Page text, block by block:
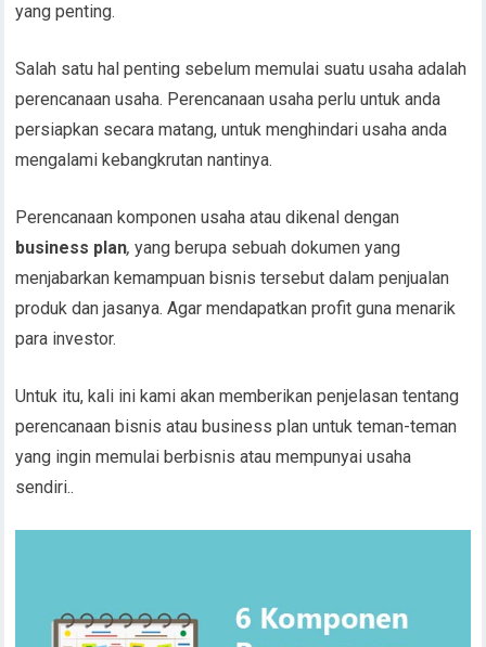
yang penting.
Salah satu hal penting sebelum memulai suatu usaha adalah
perencanaan usaha. Perencanaan usaha perlu untuk anda
persiapkan secara matang, untuk menghindari usaha anda
mengalami kebangkrutan nantinya.
Perencanaan komponen usaha atau dikenal dengan
business plan,yang berupa sebuah dokumen yang
menjabarkan kemampuan bisnis tersebut dalam penjualan
produk dan jasanya. Agar mendapatkan profit guna menarik
para investor.
Untuk itu, kali ini kami akan memberikan penjelasan tentang
perencanaan bisnis atau business plan untuk teman-teman
yang ingin memulai berbisnis atau mempunyai usaha
sendiri..